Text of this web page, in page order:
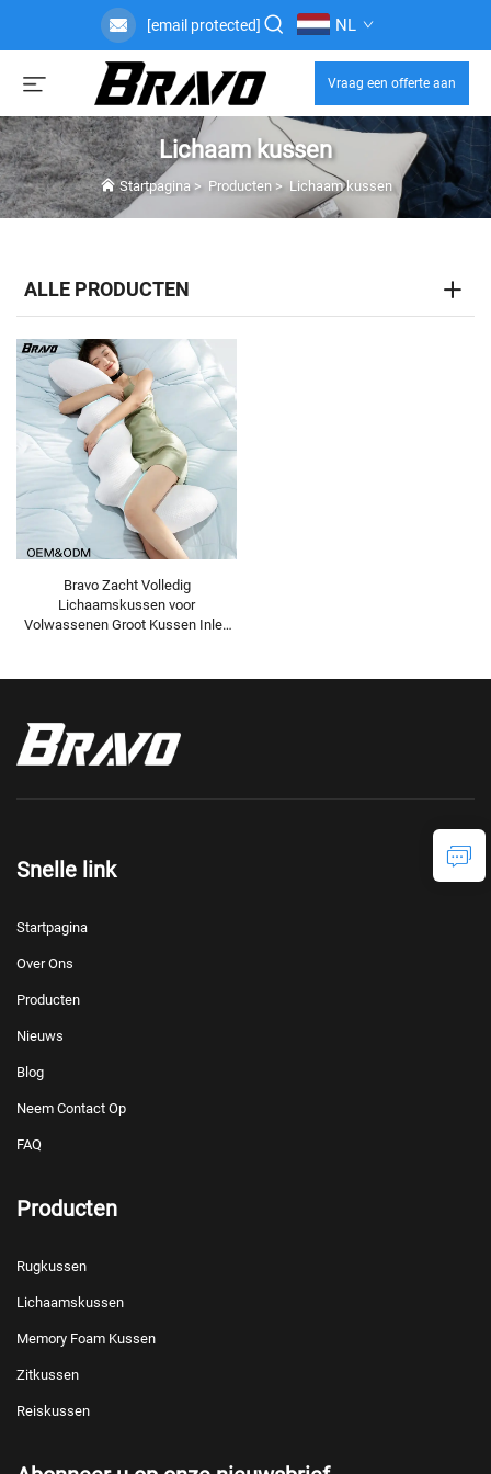
[email protected] NL
Vraag een offerte aan
Lichaam kussen
Startpagina> Producten> Lichaam kussen
ALLE PRODUCTEN
Bravo Zacht Volledig
Lichaamskussen voor
Volwassenen Groot Kussen Inleg
Lichaamskussen BP-2
Snelle link
Startpagina
Over Ons
Producten
Nieuws
Blog
Neem Contact Op
FAQ
Producten
Rugkussen
Lichaamskussen
Memory Foam Kussen
Zitkussen
Reiskussen